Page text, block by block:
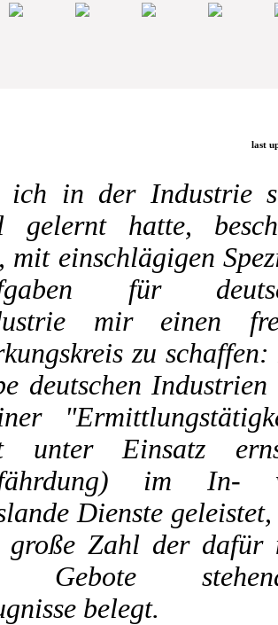
last
ich in der Industrie
gelernt hatte,
mit einschlägigen
für
mir einen
zu
deutschen
unter Einsatz
im In-
Dienste
große Zahl der dafür
Gebote
belegt.